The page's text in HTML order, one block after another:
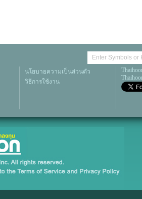
นโยบายความเป็นส่วนตัว
วิธีการใช้งาน